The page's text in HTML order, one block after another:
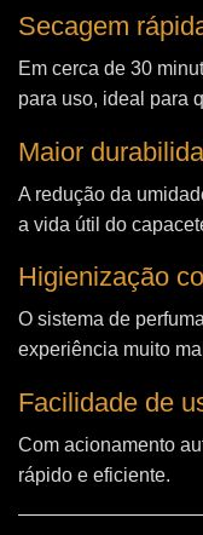
Secagem
Em cerca de 30
para uso, ideal para
Maior
A redução da
a vida útil do
Higienização
O sistema de
experiência muito
Facilidade de
Com acionamento
rápido e eficiente.